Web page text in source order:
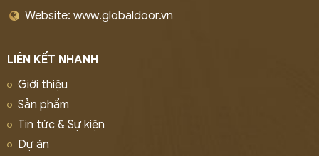
Website: www.globaldoor.vn
LIÊN KẾT NHANH
Giới thiệu
Sản phẩm
Tin tức & Sự kiện
Dự án